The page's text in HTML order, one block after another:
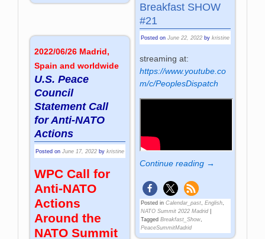
Breakfast SHOW
#21
Posted on June 22, 2022 by kristine
streaming at:
https://www.youtube.co
m/c/PeoplesDispatch
Continue reading →
Posted in Calendar_past, English,
NATO Summit 2022 Madrid|
Tagged Breakfast_Show,
PeaceSummitMadrid
2022/06/26 Madrid,
Spain and worldwide
U.S. Peace
Council
Statement Call
for Anti-NATO
Actions
Posted onJune 17, 2022 bykristine
WPC Call for
Anti-NATO
Actions
Around the
NATO Summit